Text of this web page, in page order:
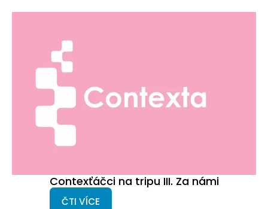
Contexťáčci na tripu III. Za námi
ČTI VÍCE